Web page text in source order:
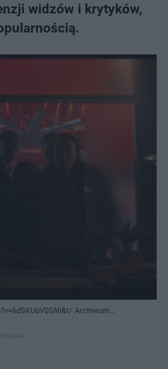
widzów i krytyków,
Archiwum